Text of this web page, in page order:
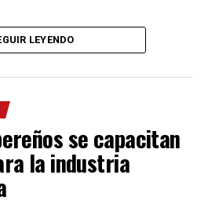
del Estado (ATE),
lunes a viernes en horario
durante el desalojo no
casas, sino también los
de mandioca,
que garantizaban la
LEYENDO
se capacitan
la industria